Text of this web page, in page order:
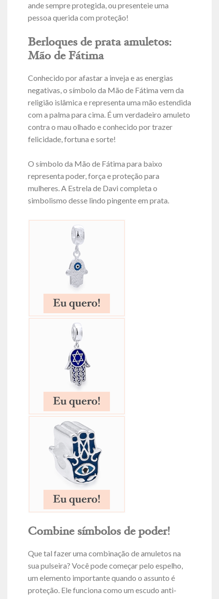
ande sempre protegida, ou presenteie uma
pessoa querida com proteção!
Berloques de prata amuletos:
Mão de Fátima
Conhecido por afastar a inveja e as energias
negativas, o símbolo da Mão de Fátima vem da
religião islâmica e representa uma mão estendida
com a palma para cima. É um verdadeiro amuleto
contra o mau olhado e conhecido por trazer
felicidade, fortuna e sorte!
O símbolo da Mão de Fátima para baixo
representa poder, força e proteção para
mulheres. A Estrela de Davi completa o
simbolismo desse lindo pingente em prata.
Combine símbolos de poder!
Que tal fazer uma combinação de amuletos na
sua pulseira? Você pode começar pelo espelho,
um elemento importante quando o assunto é
proteção. Ele funciona como um escudo anti-